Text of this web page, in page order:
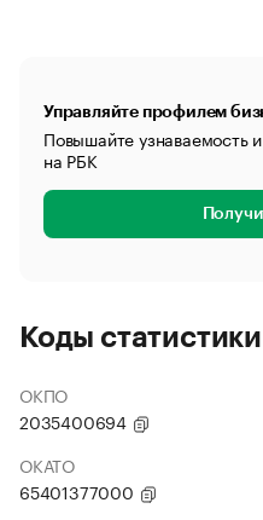
Управляйте профилем
Повышайте узнаваемость
на РБК
Коды статистики
ОКПО
2035400694
ОКАТО
65401377000